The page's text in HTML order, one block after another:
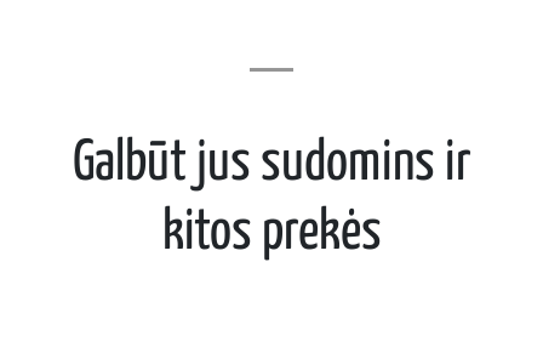
Galbūt jus sudomins ir
kitos prekės